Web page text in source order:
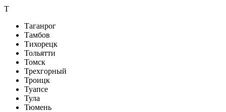
Т
Таганрог
Тамбов
Тихорецк
Тольятти
Томск
Трехгорный
Троицк
Туапсе
Тула
Тюмень